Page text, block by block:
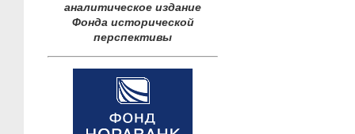
аналитическое издание
Фонда исторической
перспективы